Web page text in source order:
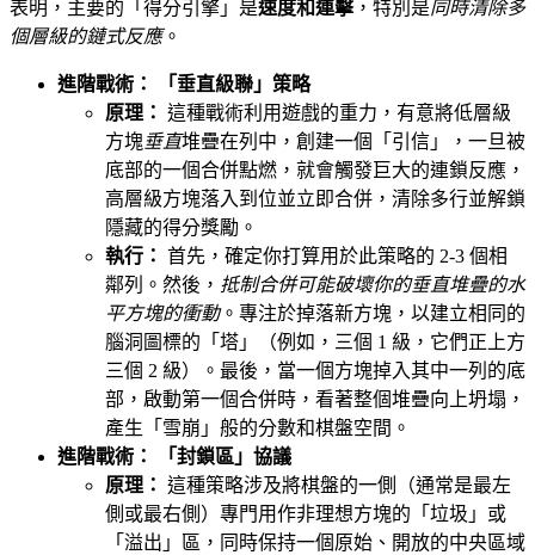
表明，主要的「得分引擎」是速度和連擊，特別是同時清除多
個層級的鏈式反應。
進階戰術： 「垂直級聯」策略
原理： 這種戰術利用遊戲的重力，有意將低層級
方塊垂直堆疊在列中，創建一個「引信」，一旦被
底部的一個合併點燃，就會觸發巨大的連鎖反應，
高層級方塊落入到位並立即合併，清除多行並解鎖
隱藏的得分獎勵。
執行： 首先，確定你打算用於此策略的 2-3 個相
鄰列。然後， 抵制合併可能破壞你的垂直堆疊的水
平方塊的衝動。專注於掉落新方塊，以建立相同的
腦洞圖標的「塔」（例如，三個 1 級，它們正上方
三個 2 級）。最後，當一個方塊掉入其中一列的底
部，啟動第一個合併時，看著整個堆疊向上坍塌，
產生「雪崩」般的分數和棋盤空間。
進階戰術： 「封鎖區」協議
原理： 這種策略涉及將棋盤的一側（通常是最左
側或最右側）專門用作非理想方塊的「垃圾」或
「溢出」區，同時保持一個原始、開放的中央區域